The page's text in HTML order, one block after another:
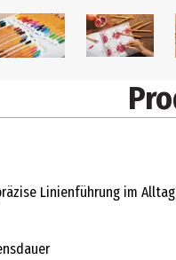
Linienführung im